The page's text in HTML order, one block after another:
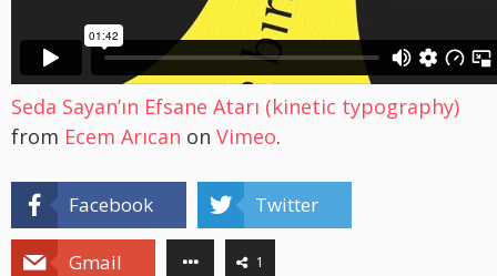
Seda Sayan’ın Efsane Atarı (kinetic typography)
from Ecem Arıcan on Vimeo.
Facebook Twitter
Gmail 1